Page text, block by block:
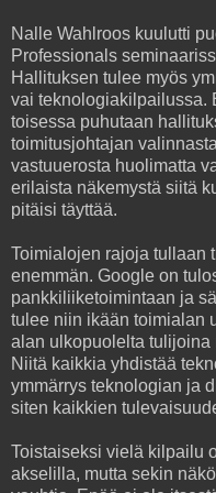
Nalle Wahlroos kuulutti
Professionals
Hallituksen tulee myös
vai teknologiakilpailussa.
toisessa puhutaan
toimitusjohtajan
vastuuerosta huolimatta
erilaista näkemystä siitä
pitäisi täyttää.
Toimialojen rajoja tullaan
enemmän. Google on
pankkiliiketoimintaan ja
tulee niin ikään toimialan
alan ulkopuolelta
Niitä kaikkia yhdistää
ymmärrys teknologian ja
siten kaikkien
Toistaiseksi vielä kilpailu
akselilla, mutta sekin